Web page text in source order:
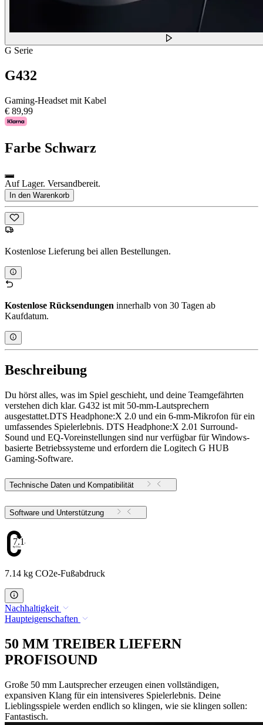
G Serie
G432
Gaming-Headset mit Kabel
€ 89,99
Farbe Schwarz
Auf Lager. Versandbereit.
In den Warenkorb
Kostenlose Lieferung bei allen Bestellungen.
Kostenlose Rücksendungen innerhalb von 30 Tagen ab
Kaufdatum.
Beschreibung
Du hörst alles, was im Spiel geschieht, und deine Teamgefährten
verstehen dich klar. G432 ist mit 50-mm-Lautsprechern
ausgestattet.DTS Headphone:X 2.0 und ein 6-mm-Mikrofon für ein
umfassendes Spielerlebnis. DTS Headphone:X 2.01 Surround-
Sound und EQ-Voreinstellungen sind nur verfügbar für Windows-
basierte Betriebssysteme und erfordern die Logitech G HUB
Gaming-Software.
Technische Daten und Kompatibilität
Software und Unterstützung
7.14
7.14 kg CO2e-Fußabdruck
Nachhaltigkeit
Haupteigenschaften
50 MM TREIBER LIEFERN
PROFISOUND
Große 50 mm Lautsprecher erzeugen einen vollständigen,
expansiven Klang für ein intensiveres Spielerlebnis. Deine
Lieblingsspiele werden endlich so klingen, wie sie klingen sollen:
Fantastisch.